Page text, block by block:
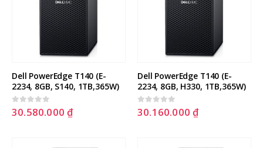
Dell PowerEdge T140 (E-
2234, 8GB, S140, 1TB,365W)
0out of 5
30.580.000₫
Dell PowerEdge T140 (E-
2234, 8GB, H330, 1TB,365W)
0out of 5
30.160.000₫